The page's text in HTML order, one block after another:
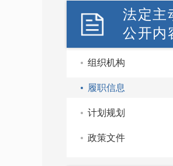
法定主
公开内
组织机构
履职信息
计划规划
政策文件